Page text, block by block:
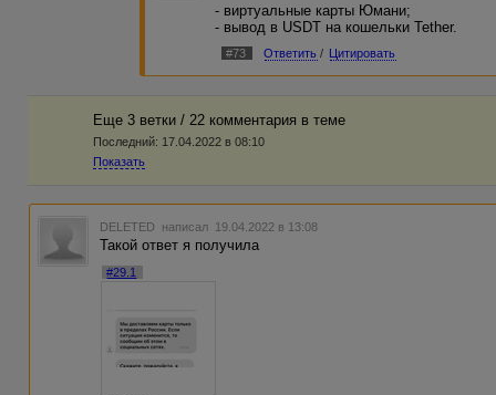
- виртуальные карты Юмани;
- вывод в USDT на кошельки Tether.
#73 Ответить / Цитировать
Еще 3 ветки / 22 комментария в темe
Последний: 17.04.2022 в 08:10
Показать
DELETED написал 19.04.2022 в 13:08
Такой ответ я получила
#29.1